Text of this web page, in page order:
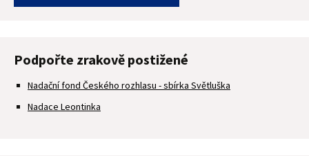
Podpořte zrakově postižené
Nadační fond Českého rozhlasu - sbírka Světluška
Nadace Leontinka